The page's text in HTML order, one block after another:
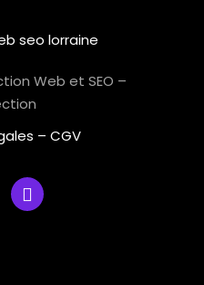
Web et SEO –
– CGV